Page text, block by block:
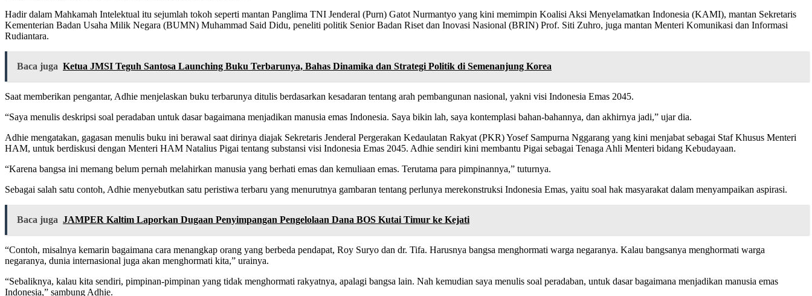
Hadir dalam Mahkamah Intelektual itu sejumlah tokoh seperti mantan Panglima TNI Jenderal (Purn) Gatot Nurmantyo yang kini memimpin Koalisi Aksi Menyelamatkan Indonesia (KAMI), mantan Sekretaris
Kementerian Badan Usaha Milik Negara (BUMN) Muhammad Said Didu, peneliti politik Senior Badan Riset dan Inovasi Nasional (BRIN) Prof. Siti Zuhro, juga mantan Menteri Komunikasi dan Informasi
Rudiantara.
Baca juga Ketua JMSI Teguh Santosa Launching Buku Terbarunya, Bahas Dinamika dan Strategi Politik di Semenanjung Korea
Saat memberikan pengantar, Adhie menjelaskan buku terbarunya ditulis berdasarkan kesadaran tentang arah pembangunan nasional, yakni visi Indonesia Emas 2045.
“Saya menulis deskripsi soal peradaban untuk dasar bagaimana menjadikan manusia emas Indonesia. Saya bikin lah, saya kontemplasi bahan-bahannya, dan akhirnya jadi,” ujar dia.
Adhie mengatakan, gagasan menulis buku ini berawal saat dirinya diajak Sekretaris Jenderal Pergerakan Kedaulatan Rakyat (PKR) Yosef Sampurna Nggarang yang kini menjabat sebagai Staf Khusus Menteri
HAM, untuk berdiskusi dengan Menteri HAM Natalius Pigai tentang substansi visi Indonesia Emas 2045. Adhie sendiri kini membantu Pigai sebagai Tenaga Ahli Menteri bidang Kebudayaan.
“Karena bangsa ini memang belum pernah melahirkan manusia yang berhati emas dan kemuliaan emas. Terutama para pimpinannya,” tuturnya.
Sebagai salah satu contoh, Adhie menyebutkan satu peristiwa terbaru yang menurutnya gambaran tentang perlunya merekonstruksi Indonesia Emas, yaitu soal hak masyarakat dalam menyampaikan aspirasi.
Baca juga JAMPER Kaltim Laporkan Dugaan Penyimpangan Pengelolaan Dana BOS Kutai Timur ke Kejati
“Contoh, misalnya kemarin bagaimana cara menangkap orang yang berbeda pendapat, Roy Suryo dan dr. Tifa. Harusnya bangsa menghormati warga negaranya. Kalau bangsanya menghormati warga
negaranya, dunia internasional juga akan menghormati kita,” urainya.
“Sebaliknya, kalau kita sendiri, pimpinan-pimpinan yang tidak menghormati rakyatnya, apalagi bangsa lain. Nah kemudian saya menulis soal peradaban, untuk dasar bagaimana menjadikan manusia emas
Indonesia,” sambung Adhie.